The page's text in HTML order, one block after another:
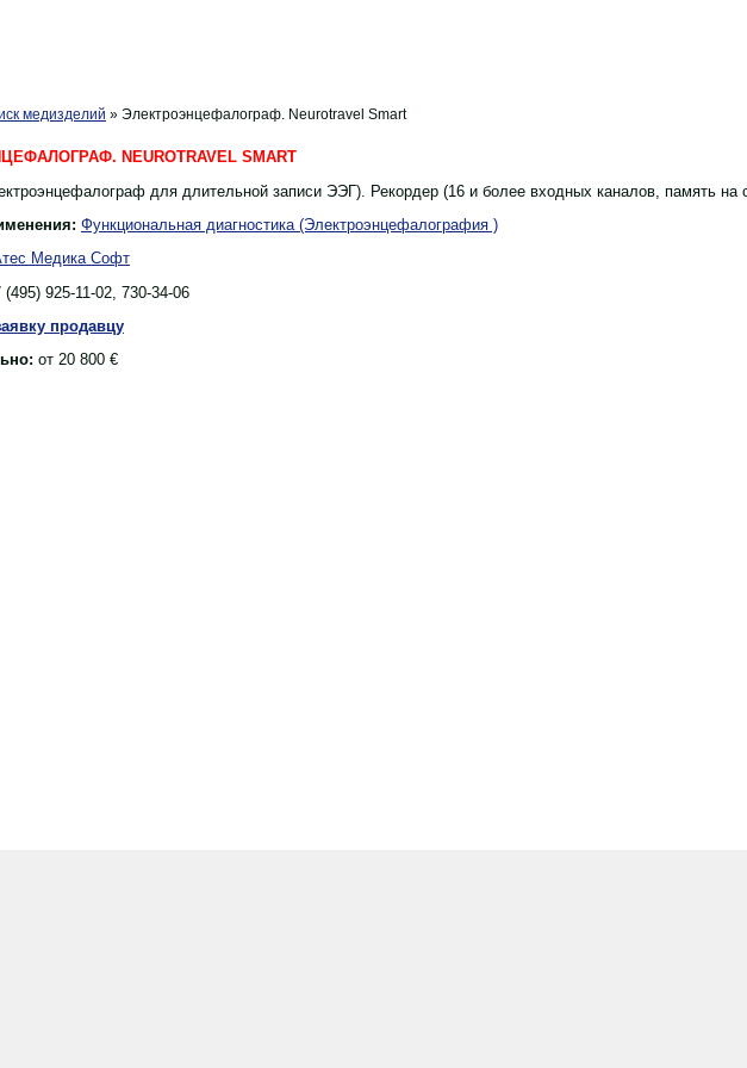
медизделий » Электроэнцефалограф. Neurotravel Smart
NEUROTRAVEL SMART
для длительной записи ЭЭГ). Рекордер (16 и более входных каналов, память на
Функциональная диагностика (Электроэнцефалография )
Медика Софт
(495) 925-11-02, 730-34-06
продавцу
от 20 800 €